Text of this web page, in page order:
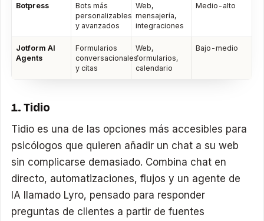
Botpress
Bots más
personalizables
y avanzados
Web,
mensajería,
integraciones
Medio-alto
Jotform AI
Agents
Formularios
conversacionales
y citas
Web,
formularios,
calendario
Bajo-medio
1. Tidio
Tidio es una de las opciones más accesibles para
psicólogos que quieren añadir un chat a su web
sin complicarse demasiado. Combina chat en
directo, automatizaciones, flujos y un agente de
IA llamado Lyro, pensado para responder
preguntas de clientes a partir de fuentes